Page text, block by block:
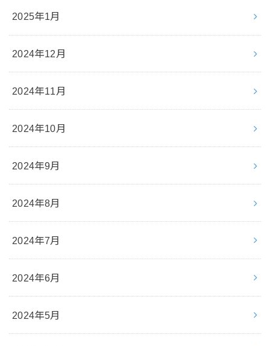
2025年1月
2024年12月
2024年11月
2024年10月
2024年9月
2024年8月
2024年7月
2024年6月
2024年5月